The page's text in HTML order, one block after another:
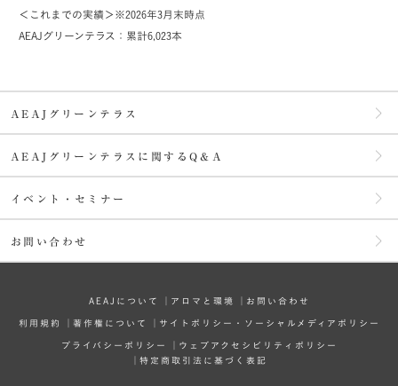
＜これまでの実績＞※2026年3月末時点
AEAJグリーンテラス：累計6,023本
AEAJグリーンテラス
AEAJグリーンテラスに関するQ＆A
イベント・セミナー
お問い合わせ
AEAJについて アロマと環境 お問い合わせ
利⽤規約 著作権について サイトポリシー・ソーシャルメディアポリシー
プライバシーポリシー
ウェブアクセシビリティポリシー
特定商取引法に基づく表記